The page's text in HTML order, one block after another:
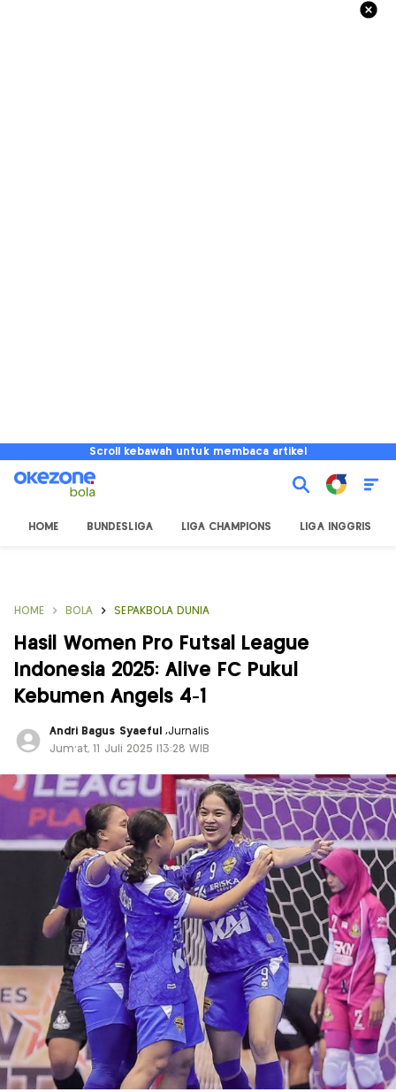
Scroll kebawah untuk membaca artikel
HOME BUNDESLIGA LIGA CHAMPIONS LIGA INGGRIS
HOME BOLA SEPAKBOLA DUNIA
Hasil Women Pro Futsal League
Indonesia 2025: Alive FC Pukul
Kebumen Angels 4-1
Andri Bagus Syaeful ,Jurnalis
Jum'at, 11 Juli 2025 |13:28 WIB